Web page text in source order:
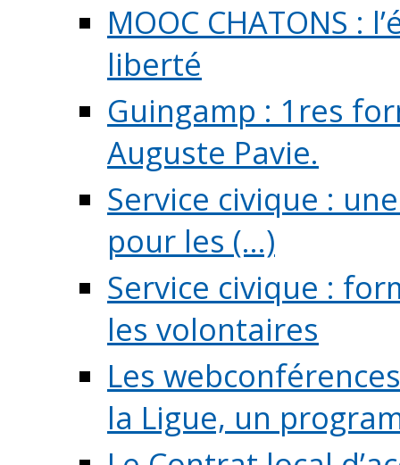
MOOC CHATONS
liberté
Guingamp : 1res
Auguste Pavie.
Service civique :
pour les (...)
Service civique :
les volontaires
Les
la Ligue, un